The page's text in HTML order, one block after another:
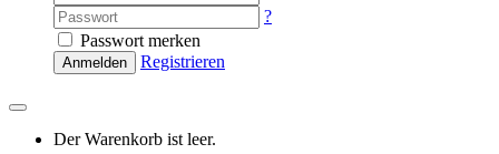
?
Passwort merken
Anmelden Registrieren
Der Warenkorb ist leer.